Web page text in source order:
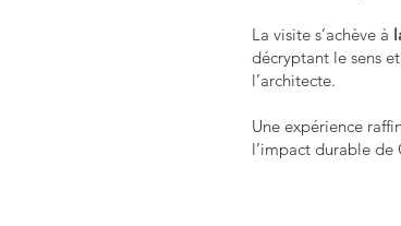
La visite s’achève à
décryptant le sens
l’architecte.
Une expérience
l’impact durable de